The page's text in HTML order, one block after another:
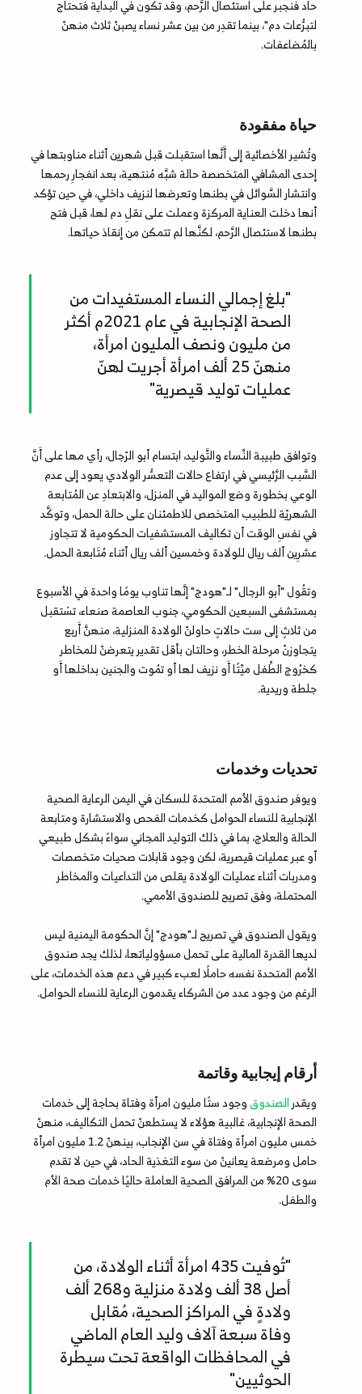
حاد فنجبر على استئصال الرَّحم، وقد تكون في البداية فتحتاج
لتبرُّعات دم"، بينما تقدِر من بين عشر نساء يصبنّ ثلاث منهنّ
بالمُضاعفات.
حياة مفقودة
وتُشير الأخصائية إلى أَنَّها استقبلت قبل شهرين أثناء مناوبتها في
إحدى المشافي المتخصصة حالة شبَّه مُنتهية، بعد انفجارِ رحمها
وانتشار السَّوائل في بطنها وتعرضها لنزيف داخلي، في حين تؤكد
أنها دخلت العناية المركزة وعملت على نقلِ دم لها، قبل فتح
بطنها لاستئصال الرَّحم، لكنَّها لم تتمكن من إنقاذ حياتها.
"بلغ إجمالي النساء المستفيدات من
الصحة الإنجابية في عام 2021م أكثر
من مليون ونصف المليون امرأة،
منهنّ 25 ألف امرأة أجريت لهنّ
عمليات توليد قيصرية"
وتوافق طبيبة النِّساء والتَّوليد، ابتسام أبو الرّجال، رأي مها على أَنَّ
السَّبب الرَّئيسي في ارتفاع حالات التعسُّر الولادي يعود إلى عدم
الوعي بخطورة وضع المواليد في المنزل، والابتعادِ عن المُتابعة
الشهريّة للطبيب المتخصص للاطمئنان على حالة الحمل، وتوكَّد
في نفسِ الوقت أن تكاليف المستشفيات الحكومية لا تتجاوز
عشرِين ألف ريال للولادة وخمسين ألف ريال أثناء مُتَابعة الحمل.
وتقُول "أبو الرجال" لـ"هودج" إنَّها تناوب يومًا واحدة في الأسبوع
بمستشفى السبعين الحكومي، جنوب العاصمة صنعاء، تسْتقبل
من ثلاثٍ إلى ست حالاتٍ حاولنّ الولادة المنزلية، منهنَّ أَربع
يتجاوزنّ مرحلة الخطر، وحالتان بأقل تقدير يتعرضنّ للمخاطر
كخرُوج الطِّفل ميِّتًا أَو نزيف لها أو تمُوت والجنين بداخلها أَو
جلطة وريدية.
تحديات وخدمات
ويوفر صندوق الأمم المتحدة للسكان في اليمن الرعاية الصحية
الإنجابية للنساء الحوامل كخدمات الفحص والاستشارة ومتابعة
الحالة والعلاج، بما في ذلك التوليد المجاني سواءً بشكل طبيعي
أو عبر عمليات قيصرية، لكن وجود قابلات صحيات متخصصات
ومدربات أثناء عمليات الولادة يقلص من التداعيات والمخاطر
المحتملة، وفق تصريح للصندوق الأممي.
ويقول الصندوق في تصريح لـ"هودج" إنَّ الحكومة اليمنية ليس
لديها القدرة المالية على تحمل مسؤولياتها، لذلك يجد صندوق
الأمم المتحدة نفسه حاملًا لعبء كبير في دعم هذه الخدمات، على
الرغم من وجود عدد من الشركاء يقدمون الرعاية للنساء الحوامل.
أرقام إيجابية وقاتمة
ويقدرالصندوقوجود ستًا مليون امرأة وفتاة بحاجة إلى خدمات
الصحة الإنجابية، غالبية هؤلاء لا يستطعنّ تحمل التكاليف، منهنّ
خمس مليون امرأة وفتاة في سن الإنجاب، بينهنّ 1.2 مليون امرأة
حامل ومرضعة يعانينّ من سوء التغذية الحاد، في حين لا تقدم
سوى 20% من المرافق الصحية العاملة حاليًا خدمات صحة الأم
والطفل.
"تُوفيت 435 امرأة أثناء الولادة، من
أصل 38 ألف ولادة منزلية و268 ألف
ولادةٍ في المراكز الصحية، مُقابل
وفاة سبعة آلاف وليد العام الماضي
في المحافظات الواقعة تحت سيطرة
الحوثيين"